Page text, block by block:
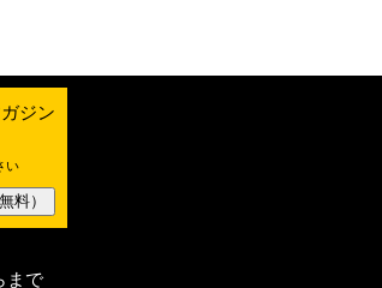
ジン
い
まで